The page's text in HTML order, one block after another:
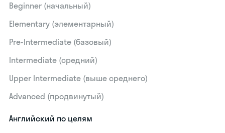
Beginner (начальный)
Elementary (элементарный)
Pre-Intermediate (базовый)
Intermediate (средний)
Upper Intermediate (выше среднего)
Advanced (продвинутый)
Английский по целям